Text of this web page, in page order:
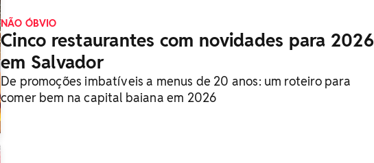
NÃO ÓBVIO
Cinco restaurantes com novidades para 2026
em Salvador
De promoções imbatíveis a menus de 20 anos: um roteiro para
comer bem na capital baiana em 2026